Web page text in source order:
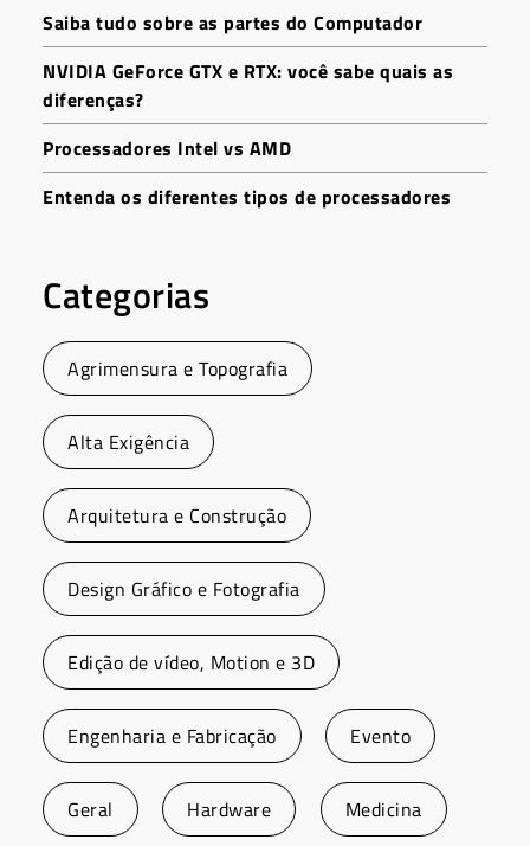
Saiba tudo sobre as partes do Computador
NVIDIA GeForce GTX e RTX: você sabe quais as
diferenças?
Processadores Intel vs AMD
Entenda os diferentes tipos de processadores
Categorias
Agrimensura e Topografia
Alta Exigência
Arquitetura e Construção
Design Gráfico e Fotografia
Edição de vídeo, Motion e 3D
Engenharia e Fabricação Evento
Geral Hardware Medicina